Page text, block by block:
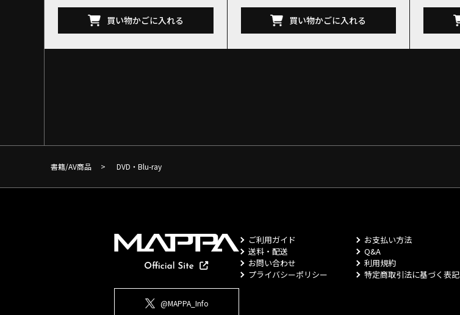
買い物かごに入れる 買い物かごに入れる
書籍/AV商品 > DVD・Blu-ray
@MAPPA_Info
ご利用ガイド
お支払い方法
送料・配送
Q&A
お問い合わせ
利用規約
プライバシーポリシー
特定商取引法に基づく表記